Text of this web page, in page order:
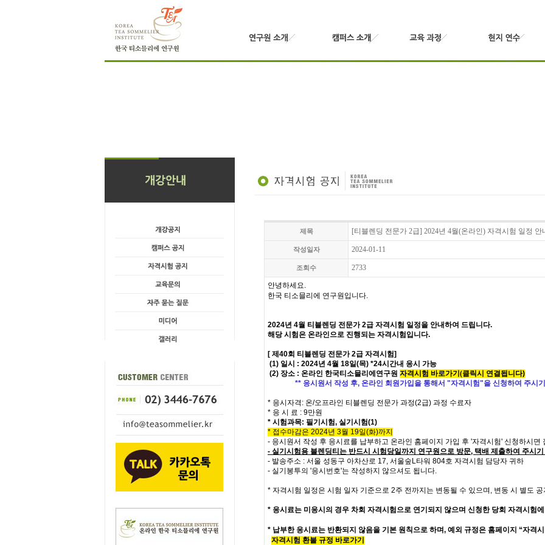
제목 [티블렌딩 전문가 2급] 2024년 4월(온라인) 자격시험 일정 안
작성일자 2024-01-11
조회수 2733
안녕하세요.
한국 티소믈리에 연구원입니다.
2024년 4월 티블렌딩 전문가2급 자격시험 일정을 안내하여 드립니다.
해당 시험은 온라인으로 진행되는 자격시험입니다.
[ 제40회 티블렌딩 전문가 2급 자격시험]
(1) 일시 : 2024년 4월 18일(목) *24시간내 응시 가능
(2) 장소 : 온라인 한국티소믈리에연구원 자격시험 바로가기 (클릭시 연결됩니다)
** 응시원서 작성 후, 온라인 회원가입을 통해서 "자격시험"을 신청하여 주시
* 응시자격: 온/오프라인 티블렌딩 전문가 과정(2급) 과정 수료자
* 응 시 료 : 9만원
* 시험과목: 필기시험, 실기시험(1)
* 접수마감은 2024년 3월 19일(화)까지
- 응시원서 작성 후 응시료를 납부하고 온라인 홈페이지 가입 후 '자격시험' 신청하시
- 실기시험용 블렌딩티는 반드시 시험당일까지 연구원으로 방문, 택배 제출하여 주시
- 발송주소 : 서울 성동구 아차산로 17, 서울숲L타워 804호 자격시험 담당자 귀하
- 실기봉투의 '응시번호'는 작성하지 않으셔도 됩니다.
* 자격시험 일정은 시험 일자 기준으로 2주 전까지는 변동될 수 있으며, 변동 시 별도
* 응시료는 미응시의 경우 차회 자격시험으로 연기되지 않으며 신청한 당회 자격시험
* 납부한 응시료는 반환되지 않음을 기본 원칙으로 하며, 예외 규정은 홈페이지 “자격
자격시험 환불 규정 바로가기